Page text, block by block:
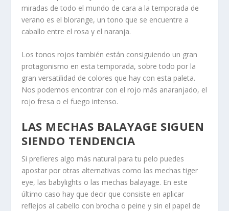
miradas de todo el mundo de cara a la temporada de
verano es el blorange, un tono que se encuentre a
caballo entre el rosa y el naranja.
Los tonos rojos también están consiguiendo un gran
protagonismo en esta temporada, sobre todo por la
gran versatilidad de colores que hay con esta paleta.
Nos podemos encontrar con el rojo más anaranjado, el
rojo fresa o el fuego intenso.
LAS MECHAS BALAYAGE SIGUEN
SIENDO TENDENCIA
Si prefieres algo más natural para tu pelo puedes
apostar por otras alternativas como las mechas tiger
eye, las babylights o las mechas balayage. En este
último caso hay que decir que consiste en aplicar
reflejos al cabello con brocha o peine y sin el papel de